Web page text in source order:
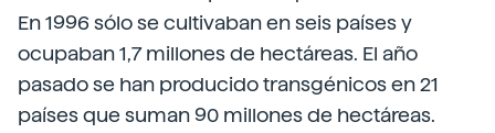
En 1996 sólo se cultivaban en seis países y
ocupaban 1,7 millones de hectáreas. El año
pasado se han producido transgénicos en 21
países que suman 90 millones de hectáreas.